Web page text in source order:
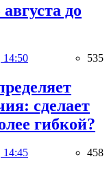
до
14:50 535
сделает
гибкой?
14:45 458